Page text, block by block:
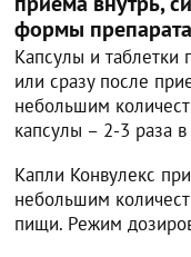
формы
Капсулы и таблетки
или сразу после
небольшим
капсулы – 2-3 раза в
Капли Конвулекс
небольшим
пищи. Режим